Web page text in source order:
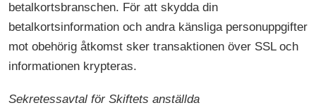
betalkortsbranschen. För att skydda din
betalkortsinformation och andra känsliga personuppgifter
mot obehörig åtkomst sker transaktionen över SSL och
informationen krypteras.
Sekretessavtal för Skiftets anställda